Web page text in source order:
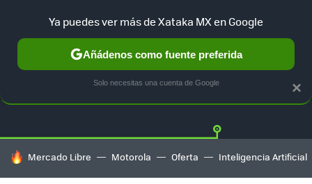
GUÍA DE COMPRAS MERCADO LIBRE
HOY SE HABLA DE
Mercado Libre Motorola Oferta Inteligencia Artificial
×
Ya puedes ver más de Xataka MX en Google
Añádenos como fuente preferida
Solo necesitas una cuenta de Google